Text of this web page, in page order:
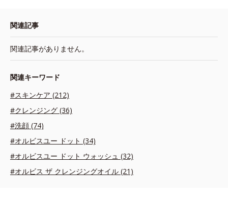
関連記事
関連記事がありません。
関連キーワード
#スキンケア (212)
#クレンジング (36)
#洗顔 (74)
#オルビスユー ドット (34)
#オルビスユー ドット ウォッシュ (32)
#オルビス ザ クレンジングオイル (21)